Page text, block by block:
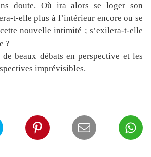
doute. Où ira alors se loger son
t-elle plus à l’intérieur encore ou se
nouvelle intimité ; s’exilera-t-elle
?
beaux débats en perspective et les
imprévisibles.